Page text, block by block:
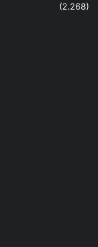
(2.268)